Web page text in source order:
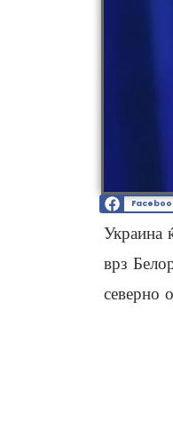
Украина
врз
северно